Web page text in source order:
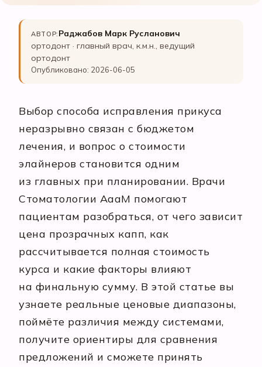
АВТОР: Раджабов Марк Русланович
ортодонт · главный врач, к.м.н., ведущий
ортодонт
Опубликовано: 2026-06-05
Выбор способа исправления прикуса
неразрывно связан с бюджетом
лечения, и вопрос о стоимости
элайнеров становится одним
из главных при планировании. Врачи
Стоматологии АааМ помогают
пациентам разобраться, от чего зависит
цена прозрачных капп, как
рассчитывается полная стоимость
курса и какие факторы влияют
на финальную сумму. В этой статье вы
узнаете реальные ценовые диапазоны,
поймёте различия между системами,
получите ориентиры для сравнения
предложений и сможете принять